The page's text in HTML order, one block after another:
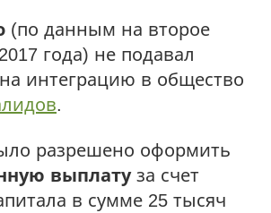
(по данным на второе
года) не подавал
интеграцию в общество
.
разрешено оформить
выплатуза счет
в сумме 25 тысяч